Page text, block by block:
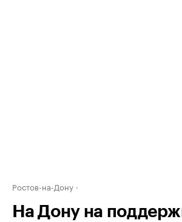
Ростов-на-Дону
На Дону на